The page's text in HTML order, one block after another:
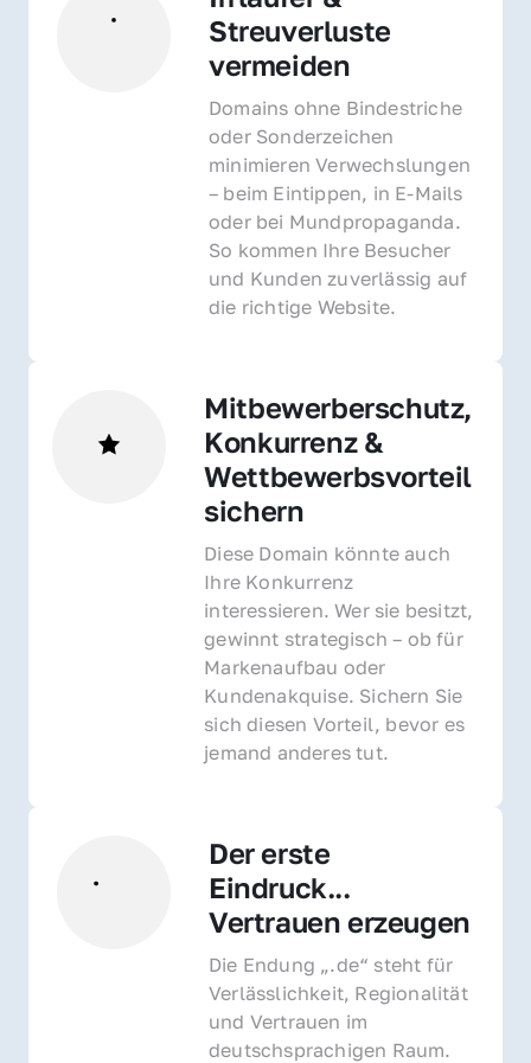
Streuverluste
vermeiden
Domains ohne Bindestriche
oder Sonderzeichen
minimieren Verwechslungen
– beim Eintippen, in E-Mails
oder bei Mundpropaganda.
So kommen Ihre Besucher
und Kunden zuverlässig auf
die richtige Website.
Mitbewerberschutz,
Konkurrenz &
Wettbewerbsvorteil
sichern
Diese Domain könnte auch
Ihre Konkurrenz
interessieren. Wer sie besitzt,
gewinnt strategisch – ob für
Markenaufbau oder
Kundenakquise. Sichern Sie
sich diesen Vorteil, bevor es
jemand anderes tut.
Der erste
Eindruck...
Vertrauen erzeugen
Die Endung „.de“ steht für
Verlässlichkeit, Regionalität
und Vertrauen im
deutschsprachigen Raum.